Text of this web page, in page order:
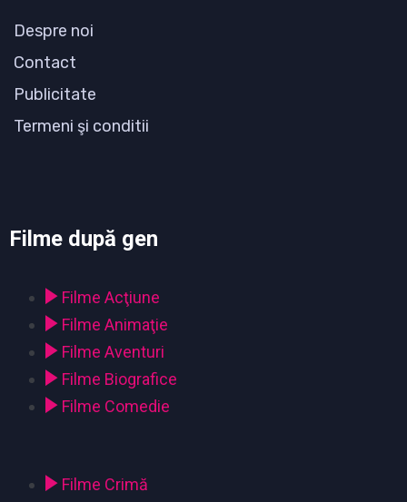
Despre noi
Contact
Publicitate
Termeni şi conditii
Filme după gen
Filme Acţiune
Filme Animaţie
Filme Aventuri
Filme Biografice
Filme Comedie
Filme Crimă